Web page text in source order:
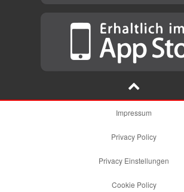
Impressum
Privacy Policy
Privacy Einstellungen
Cookie Policy